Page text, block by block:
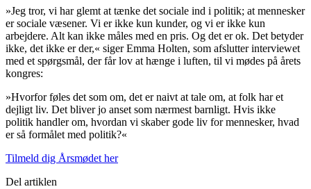
»Jeg tror, vi har glemt at tænke det sociale ind i politik; at mennesker
er sociale væsener. Vi er ikke kun kunder, og vi er ikke kun
arbejdere. Alt kan ikke måles med en pris. Og det er ok. Det betyder
ikke, det ikke er der,« siger Emma Holten, som afslutter interviewet
med et spørgsmål, der får lov at hænge i luften, til vi mødes på årets
kongres:
»Hvorfor føles det som om, det er naivt at tale om, at folk har et
dejligt liv. Det bliver jo anset som nærmest barnligt. Hvis ikke
politik handler om, hvordan vi skaber gode liv for mennesker, hvad
er så formålet med politik?«
Tilmeld dig Årsmødet her
Del artiklen